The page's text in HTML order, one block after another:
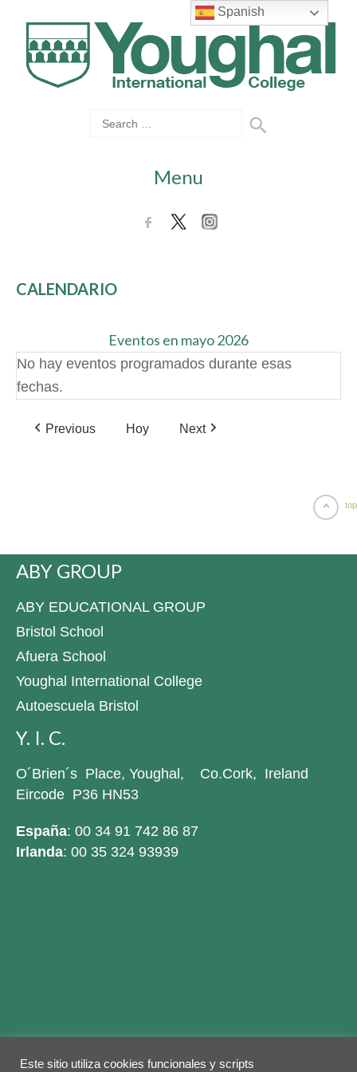
Menu
CALENDARIO
Eventos en mayo 2026
No hay eventos programados durante esas
fechas.
Previous Hoy Next
top
ABY GROUP
ABY EDUCATIONAL GROUP
Bristol School
Afuera School
Youghal International College
Autoescuela Bristol
Y. I. C.
O´Brien´s Place, Youghal, Co.Cork, Ireland
Eircode P36 HN53
España: 00 34 91 742 86 87
Irlanda: 00 35 324 93939
Este sitio utiliza cookies funcionales y scripts
Spanish